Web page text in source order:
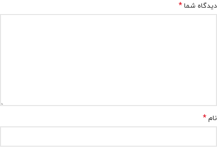
دیدگاه شما *
نام *